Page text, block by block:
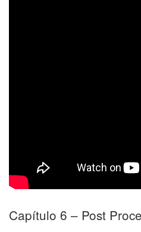
Capítulo 6 – Post